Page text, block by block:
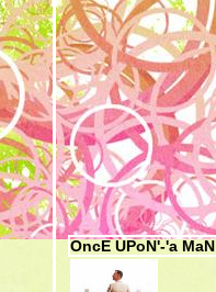
OncE UPoN'-'a MaN